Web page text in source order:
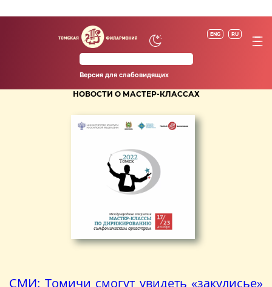
ENG RU
Версия для слабовидящих
НОВОСТИ О МАСТЕР-КЛАССАХ
СМИ: Томичи смогут увидеть «закулисье»